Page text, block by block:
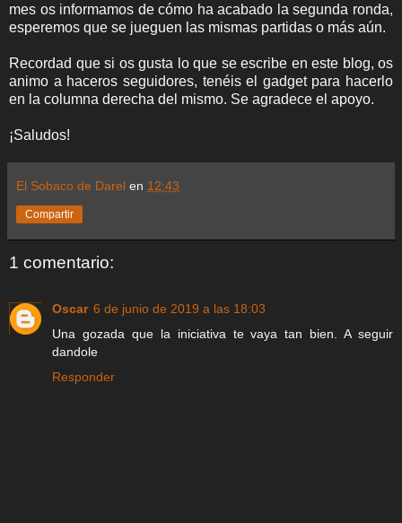
mes os informamos de cómo ha acabado la segunda ronda,
esperemos que se jueguen las mismas partidas o más aún.
Recordad que si os gusta lo que se escribe en este blog, os
animo a haceros seguidores, tenéis el gadget para hacerlo
en la columna derecha del mismo. Se agradece el apoyo.
¡Saludos!
El Sobaco de Darel en 12:43
Compartir
1 comentario:
Oscar 6 de junio de 2019 a las 18:03
Una gozada que la iniciativa te vaya tan bien. A seguir
dandole
Responder